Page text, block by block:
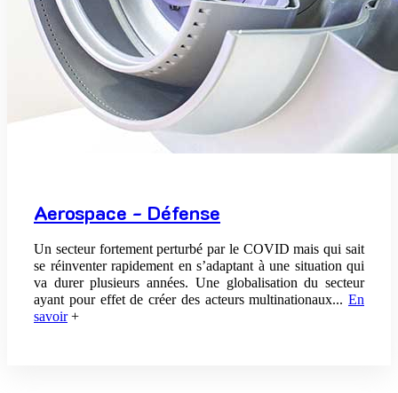
Aerospace - Défense
Un secteur fortement perturbé par le COVID mais qui sait
se réinventer rapidement en s’adaptant à une situation qui
va durer plusieurs années. Une globalisation du secteur
ayant pour effet de créer des acteurs multinationaux... En
savoir+